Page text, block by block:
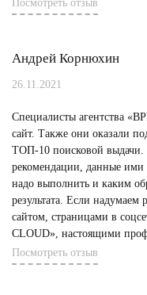
Посмотреть отзыв
Андрей Корнюхин
26.11.2021
Специалисты агентства
сайт. Также они оказали
ТОП-10 поисковой выдачи.
рекомендации, данные ими
надо выполнить и каким
результата. Если надумаем
сайтом, страницами в
CLOUD», настоящими
Посмотреть отзыв